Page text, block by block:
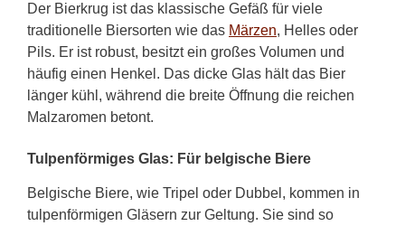
Der Bierkrug ist das klassische Gefäß für viele
traditionelle Biersorten wie das Märzen, Helles oder
Pils. Er ist robust, besitzt ein großes Volumen und
häufig einen Henkel. Das dicke Glas hält das Bier
länger kühl, während die breite Öffnung die reichen
Malzaromen betont.
Tulpenförmiges Glas: Für belgische Biere
Belgische Biere, wie Tripel oder Dubbel, kommen in
tulpenförmigen Gläsern zur Geltung. Sie sind so